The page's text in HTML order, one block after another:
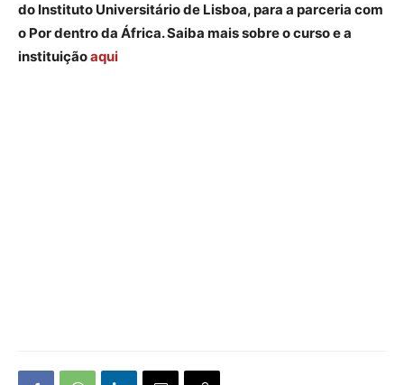
do Instituto Universitário de Lisboa, para a parceria com
o Por dentro da África. Saiba mais sobre o curso e a
instituiçãoaqui